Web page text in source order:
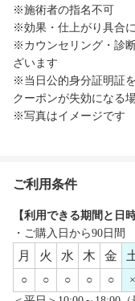
※施術者の指名不可
※効果・仕上がり具合
※カウンセリング・診
ざいます
※当日公的身分証明証
クーポンが失効になる
※写真はイメージです
ご利用条件
【利用できる期間と日時
・ご購入日から90日間
月 火 水 木 金
○ ○ ○ ○ ○ ×